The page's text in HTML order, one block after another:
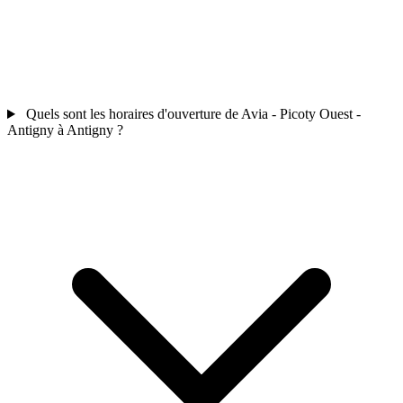
Quels sont les horaires d'ouverture de Avia - Picoty Ouest -
Antigny à Antigny ?